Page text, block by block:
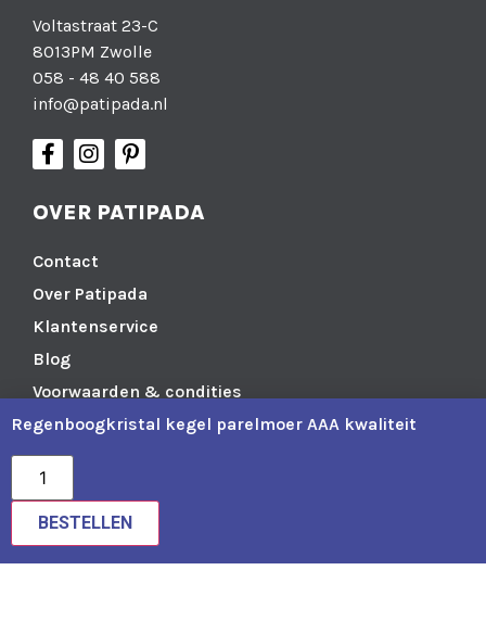
Voltastraat 23-C
8013PM Zwolle
058 - 48 40 588
info@patipada.nl
OVER PATIPADA
Contact
Over Patipada
Klantenservice
Blog
Voorwaarden & condities
Cookiebeleid (EU)
DIRECT NAAR
Yoga
Meditatie
Regenboogkristal kegel parelmoer AAA kwaliteit
BESTELLEN